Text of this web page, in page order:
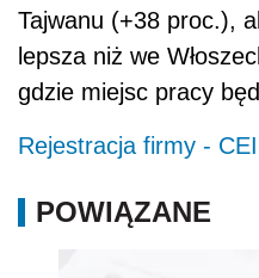
Tajwanu (+38 proc.),
lepsza niż we
gdzie miejsc pracy
Rejestracja firmy -
POWIĄZANE